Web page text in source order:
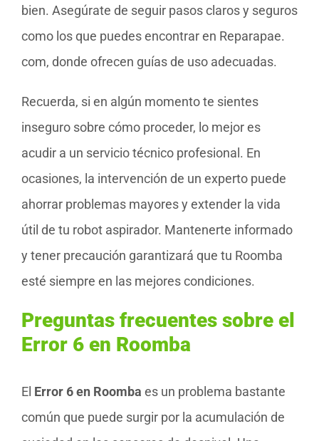
bien. Asegúrate de seguir pasos claros y seguros
como los que puedes encontrar en Reparapae.
com, donde ofrecen guías de uso adecuadas.
Recuerda, si en algún momento te sientes
inseguro sobre cómo proceder, lo mejor es
acudir a un servicio técnico profesional. En
ocasiones, la intervención de un experto puede
ahorrar problemas mayores y extender la vida
útil de tu robot aspirador. Mantenerte informado
y tener precaución garantizará que tu Roomba
esté siempre en las mejores condiciones.
Preguntas frecuentes sobre el
Error 6 en Roomba
El Error 6 en Roomba es un problema bastante
común que puede surgir por la acumulación de